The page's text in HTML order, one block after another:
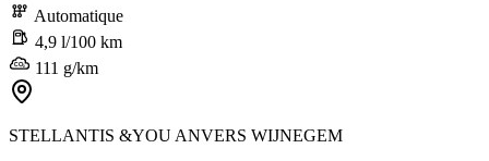
Automatique
4,9 l/100 km
111 g/km
STELLANTIS &YOU ANVERS WIJNEGEM